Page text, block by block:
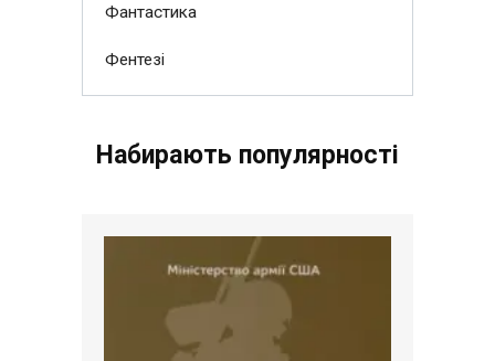
Фантастика
Фентезі
Набирають популярності